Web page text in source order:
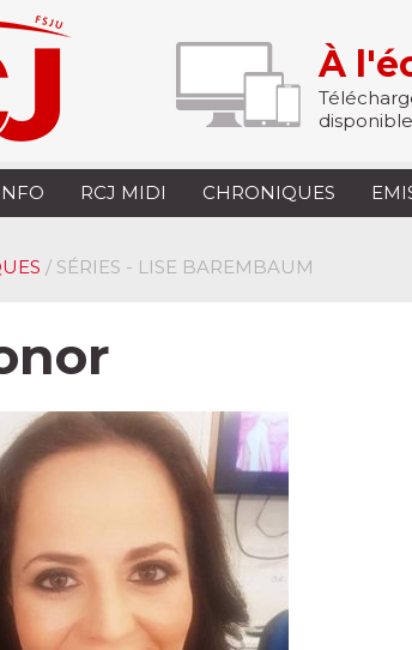
À
RCJ MIDI CHRONIQUES
/ SÉRIES - LISE BAREMBAUM